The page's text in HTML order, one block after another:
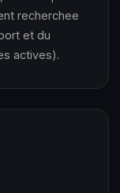
recherchee
et du
actives).